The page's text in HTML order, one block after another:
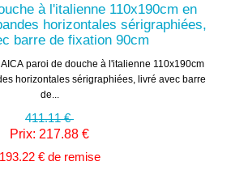
à l'italienne 110x190cm en
horizontales sérigraphiées,
barre de fixation 90cm
paroi de douche à l'italienne 110x190cm
horizontales sérigraphiées, livré avec barre
de...
411.11 €
Prix: 217.88 €
193.22 € de remise